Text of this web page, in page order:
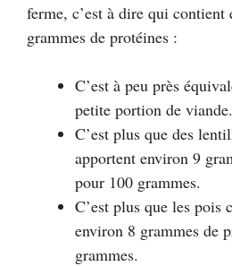
ferme, c’est à dire qui contient
grammes de protéines :
C’est à peu près
petite portion de viande.
C’est plus que des
apportent environ 9
pour 100 grammes.
C’est plus que les pois
environ 8 grammes de
grammes.